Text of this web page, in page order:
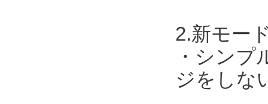
2.新モー
・シン
ジをしな